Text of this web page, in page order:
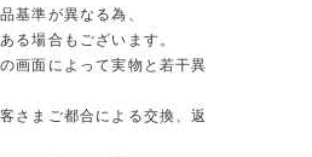
基準が異なる為、
る場合もございます。
画面によって実物と若干異
さまご都合による交換、返